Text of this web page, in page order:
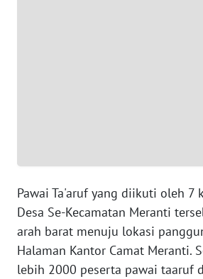
Pawai Ta'aruf yang diikuti oleh 7
Desa Se-Kecamatan Meranti
arah barat menuju lokasi
Halaman Kantor Camat Meranti.
lebih 2000 peserta pawai taaruf
WN
PAPUA
WN
PAPUA